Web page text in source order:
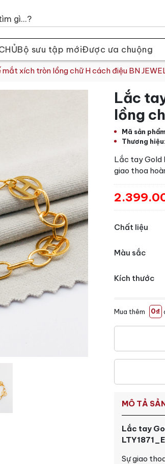
Bộ sưu tập mớiĐược ưa chuộng
xích tròn lồng chữ H cách điệu BN
Lắc
lồng
Mã sản
Thương hiệu:
Lắc tay Gold
giao thoa
Chất liệu
Màu sắc
Kích thước
Mua thêm 0₫
MÔ TẢ
Lắc tay
LTY1871_E
Sự giao